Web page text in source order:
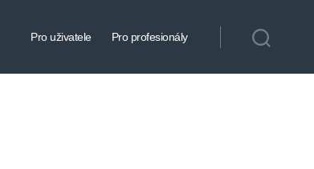
Pro uživatele Pro profesionály